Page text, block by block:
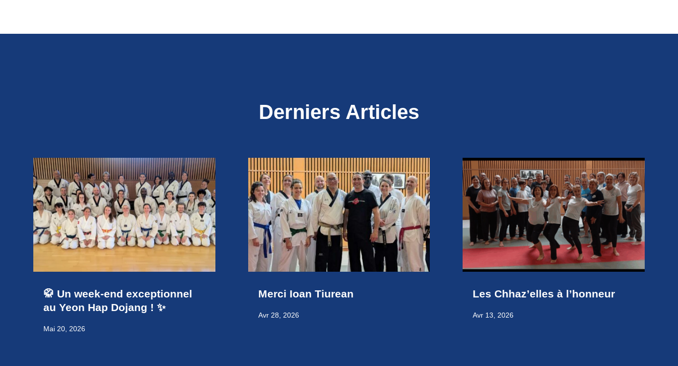
Derniers Articles
🥋 Un week-end exceptionnel
au Yeon Hap Dojang ! ✨
Mai 20, 2026
Merci Ioan Tiurean
Avr 28, 2026
Les Chhaz’elles à l’honneur
Avr 13, 2026